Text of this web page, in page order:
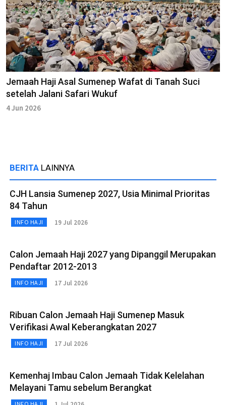
Jemaah Haji Asal Sumenep Wafat di Tanah Suci
setelah Jalani Safari Wukuf
4 Jun 2026
BERITA LAINNYA
CJH Lansia Sumenep 2027, Usia Minimal Prioritas
84 Tahun
INFO HAJI 19 Jul 2026
Calon Jemaah Haji 2027 yang Dipanggil Merupakan
Pendaftar 2012-2013
INFO HAJI 17 Jul 2026
Ribuan Calon Jemaah Haji Sumenep Masuk
Verifikasi Awal Keberangkatan 2027
INFO HAJI 17 Jul 2026
Kemenhaj Imbau Calon Jemaah Tidak Kelelahan
Melayani Tamu sebelum Berangkat